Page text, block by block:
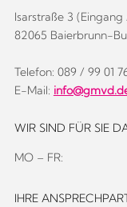
Isarstraße 3
82065 Baierbrunn-
Telefon: 089 / 99 01
E-Mail:
WIR SIND FÜR SIE
MO – FR:
IHRE